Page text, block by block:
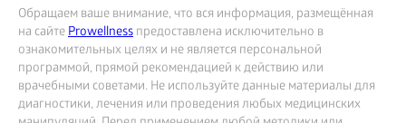
Обращаем ваше внимание, что вся информация, размещённая
на сайтеProwellness предоставлена исключительно в
ознакомительных целях и не является персональной
программой, прямой рекомендацией к действию или
врачебными советами. Не используйте данные материалы для
диагностики, лечения или проведения любых медицинских